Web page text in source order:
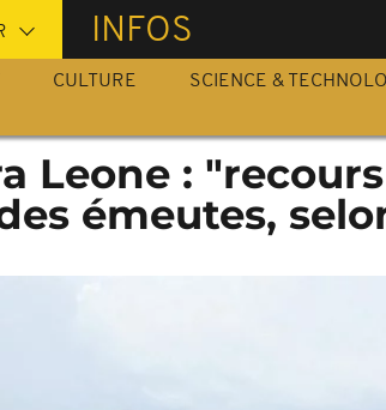
INFOS
CULTURE SCIENCE &
Leone :
émeutes,